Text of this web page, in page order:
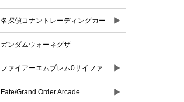
名探偵コナントレーディングカー
ドゲーム
▶
ガンダムウォーネグザ
ファイアーエムブレム0サイファ ▶
Fate/Grand Order Arcade ▶